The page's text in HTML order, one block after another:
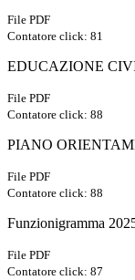
File PDF
Contatore click: 81
EDUCAZIONE
File PDF
Contatore click: 88
PIANO
File PDF
Contatore click: 88
Funzionigramma
File PDF
Contatore click: 87